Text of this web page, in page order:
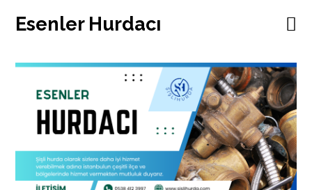
Esenler Hurdacı